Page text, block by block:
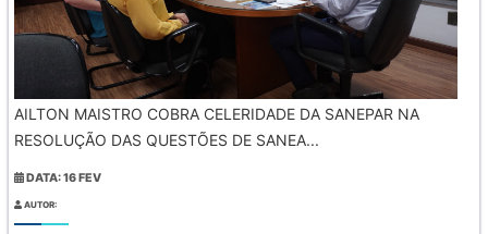
AILTON MAISTRO COBRA CELERIDADE DA SANEPAR NA
RESOLUÇÃO DAS QUESTÕES DE SANEA...
DATA: 16 FEV
AUTOR: